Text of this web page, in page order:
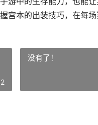
本的出装技巧，在每场
没有了！